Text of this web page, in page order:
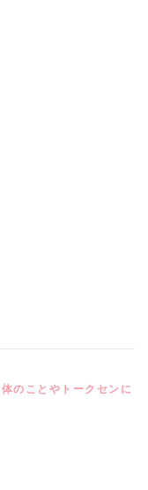
体のことやトークセンに